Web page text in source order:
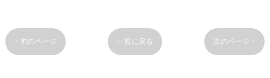
< 前のページ 一覧に戻る 次のページ >